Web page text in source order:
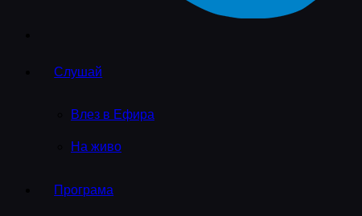
Слушай
Влез в Ефира
На живо
Програма